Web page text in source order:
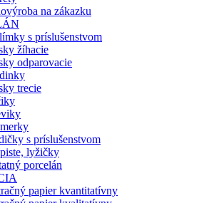
na zákazku
s príslušenstvom
žíhacie
odparovacie
trecie
s príslušenstvom
lyžičky
porcelán
papier kvantitatívny